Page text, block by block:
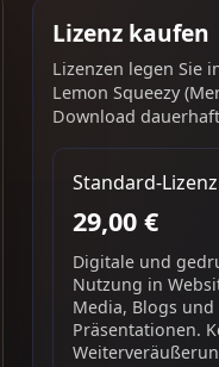
Lizenz kaufen
Lizenzen legen Sie
Lemon Squeezy
Download
Standard-Lizenz
29,00 €
Digitale und
Nutzung in
Media, Blogs und
Präsentationen.